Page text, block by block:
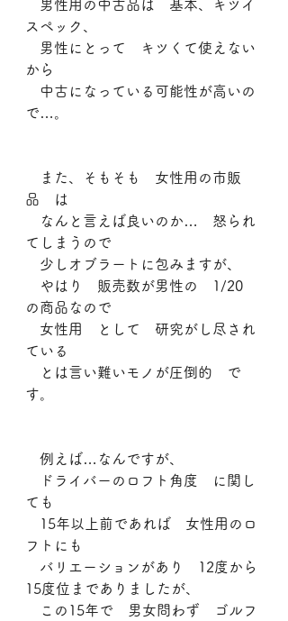
男性用の中古品は　基本、キツイ
スペック、
男性にとって　キツくて使えない
から
中古になっている可能性が高いの
で…。
また、そもそも　女性用の市販
品　は
なんと言えば良いのか…　怒られ
てしまうので
少しオブラートに包みますが、
やはり　販売数が男性の　1/20
の商品なので
女性用　として　研究がし尽され
ている
とは言い難いモノが圧倒的　で
す。
例えば…なんですが、
ドライバーのロフト角度　に関し
ても
15年以上前であれば　女性用のロ
フトにも
バリエーションがあり　12度から
15度位までありましたが、
この15年で　男女問わず　ゴルフ